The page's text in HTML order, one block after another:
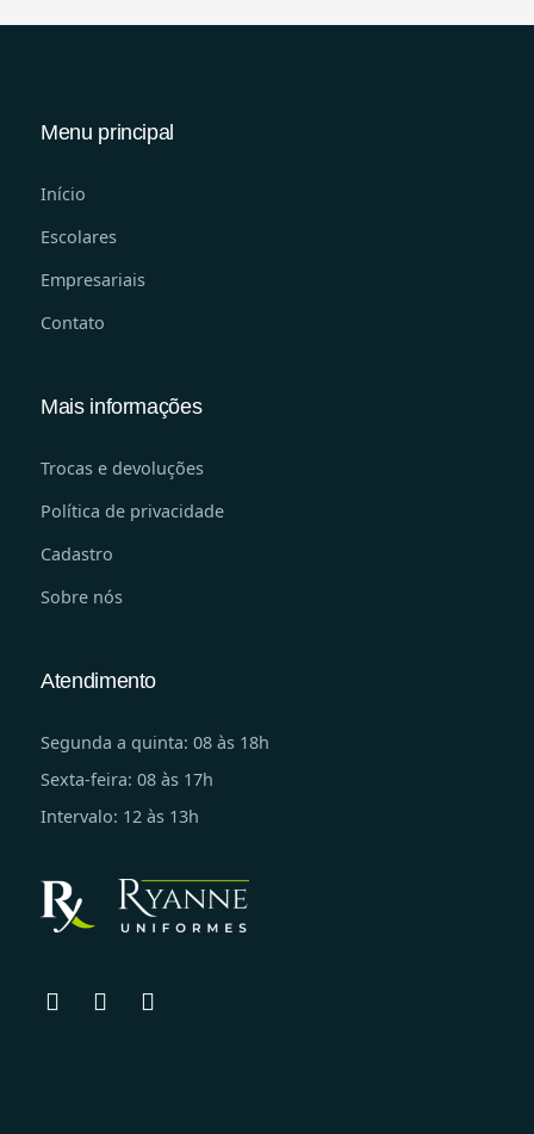
Menu principal
Início
Escolares
Empresariais
Contato
Mais informações
Trocas e devoluções
Política de privacidade
Cadastro
Sobre nós
Atendimento
Segunda a quinta: 08 às 18h
Sexta-feira: 08 às 17h
Intervalo: 12 às 13h